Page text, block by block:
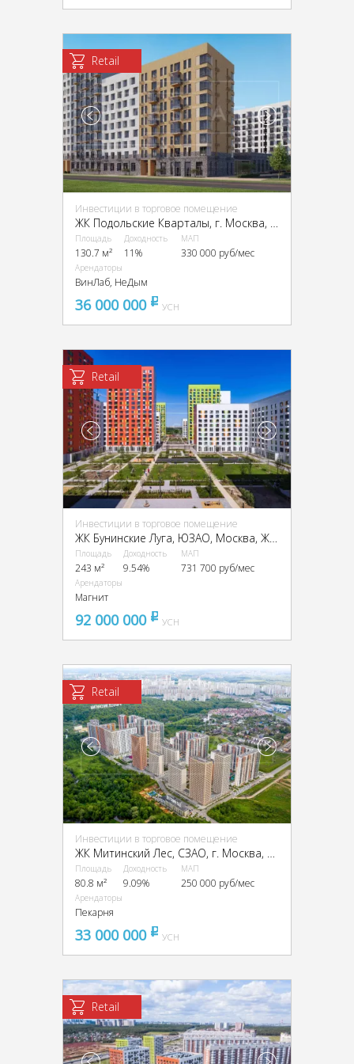
Retail
Инвестиции в торговое помещение
Площадь
130.7 м²
Доходность
11%
МАП
330 000 руб/мес
Арендаторы
ВинЛаб, НеДым
36 000 000 pуб
УСН
Retail
Инвестиции в торговое помещение
ЖК Бунинские Луга, ЮЗАО, Москва, ЖК Бунинские Луга, к3.8.1
Площадь
243 м²
Доходность
9.54%
МАП
731 700 руб/мес
Арендаторы
Магнит
92 000 000 pуб
УСН
Retail
Инвестиции в торговое помещение
ЖК Митинский Лес, CЗАО, г. Москва, ЖК "Митинский Лес", к. 2.4
Площадь
80.8 м²
Доходность
9.09%
МАП
250 000 руб/мес
Арендаторы
Пекарня
33 000 000 pуб
УСН
Retail